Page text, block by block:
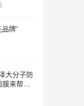
牌”
大分子防
膜来帮